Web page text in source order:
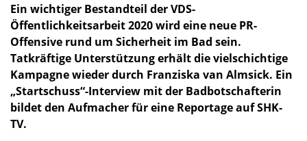
Ein wichtiger Bestandteil der VDS-
Öffentlichkeitsarbeit 2020 wird eine neue PR-
Offensive rund um Sicherheit im Bad sein.
Tatkräftige Unterstützung erhält die vielschichtige
Kampagne wieder durch Franziska van Almsick. Ein
„Startschuss“-Interview mit der Badbotschafterin
bildet den Aufmacher für eine Reportage auf SHK-
TV.